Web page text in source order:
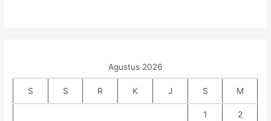
Agustus 2026
S S R K J S M
1 2